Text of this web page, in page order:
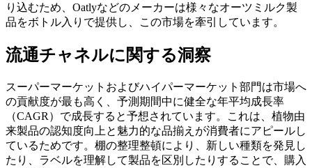
り込むため、Oatlyなどのメーカーは様々なオーツミルク製
品をボトル入りで提供し、この市場を牽引しています。
流通チャネルに関する洞察
スーパーマーケットおよびハイパーマーケット部門は市場へ
の貢献度が最も高く、予測期間中に健全な年平均成長率
（CAGR）で成長すると予想されています。これは、植物由
来製品の認知度向上と魅力的な品揃えが消費者にアピールし
ているためです。棚の整理整頓により、新しい種類を発見し
たり、ラベルを理解して製品を区別したりすることで、購入